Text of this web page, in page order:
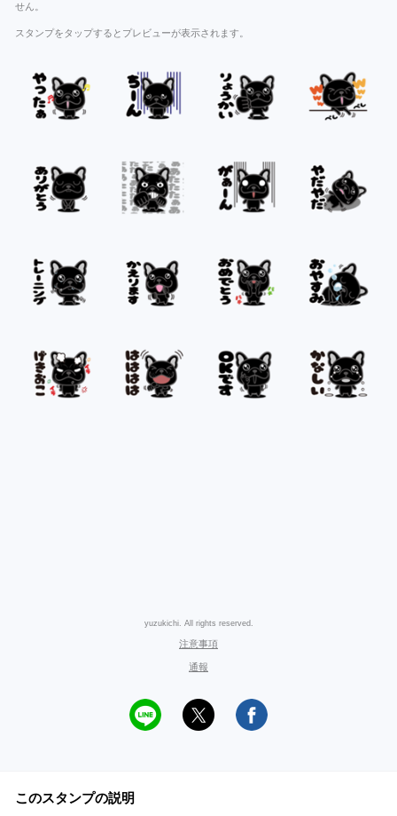
せん。
スタンプをタップするとプレビューが表示されます。
yuzukichi. All rights reserved.
注意事項
通報
このスタンプの説明